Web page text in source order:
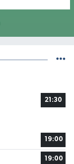
21:30
19:00
19:00